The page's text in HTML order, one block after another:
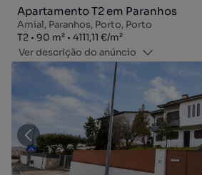
Apartamento T2 em Paranhos
Amial, Paranhos, Porto, Porto
Tipologia
T2
Zona90 m²
Preço por metro quadrado
4111,11 €/m²
Ver descrição do anúncio